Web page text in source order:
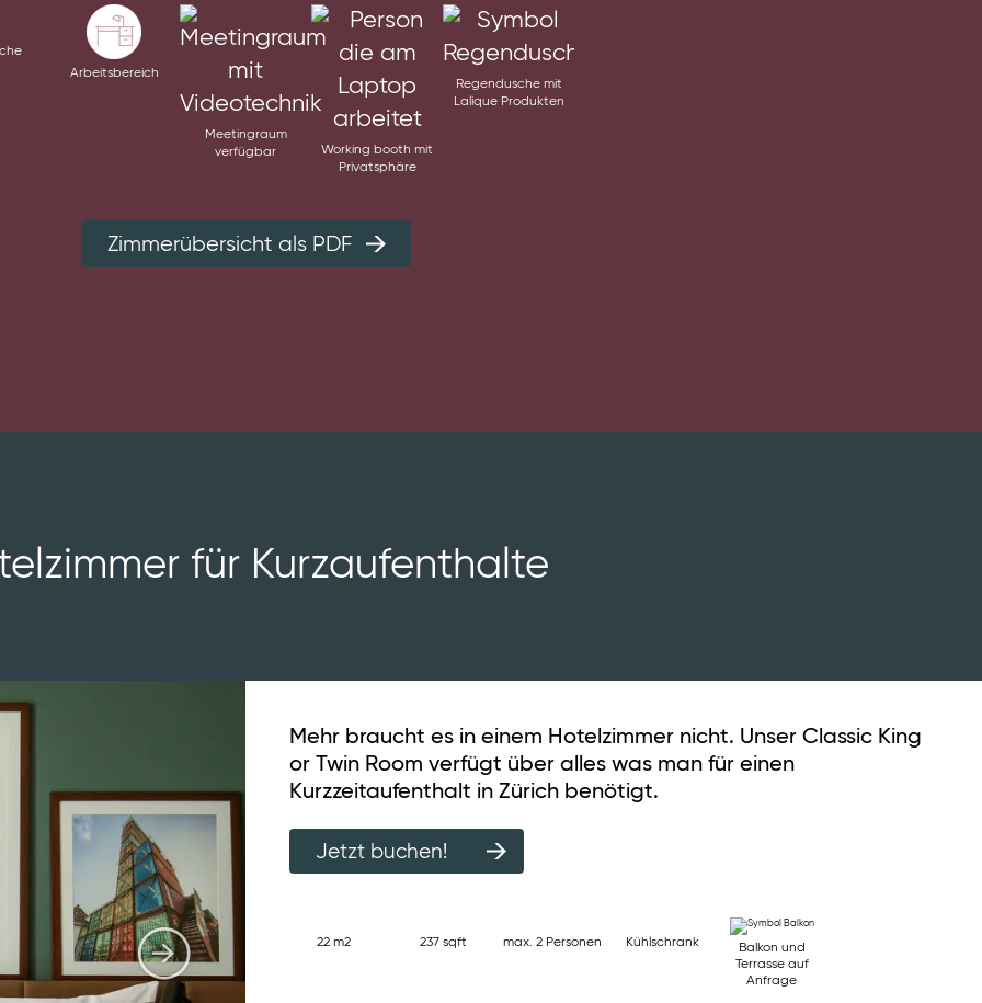
Arbeits­bereich
Meetingraum
verfügbar
Working booth mit
Privatsphäre
Regen­dusche mit
Lalique Produkten
Zimmerübersicht als PDF
für Kurzaufenthalte
Mehr braucht es in einem Hotelzimmer nicht. Unser Classic King
or Twin Room verfügt über alles was man für einen
Kurzzeitaufenthalt in Zürich benötigt.
Jetzt buchen!
22 m2 237 sqft max. 2 Personen Kühlschrank
Balkon und
Terrasse auf
Anfrage